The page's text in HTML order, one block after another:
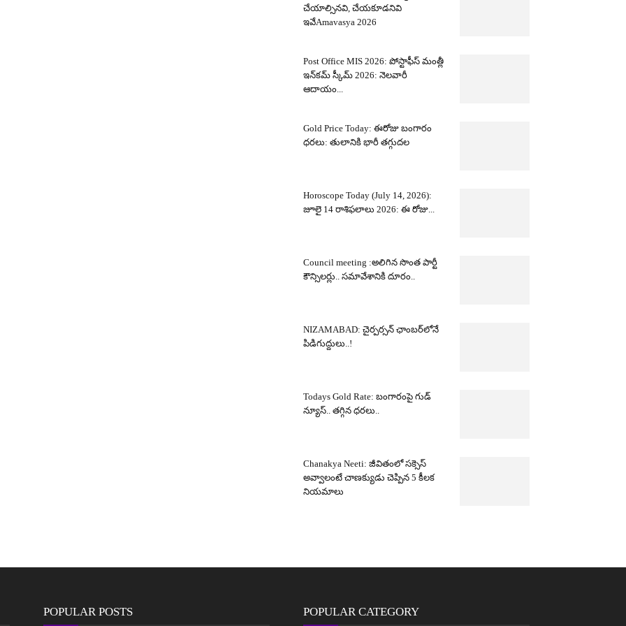
చేయాల్సినవి, చేయకూడనివి
ఇవేAmavasya 2026
Post Office MIS 2026: పోస్టాఫీస్ మంత్లీ
ఇన్‌కమ్ స్కీమ్ 2026: నెలవారీ
ఆదాయం...
Gold Price Today: ఈరోజు బంగారం
ధరలు: తులానికి భారీ తగ్గుదల
Horoscope Today (July 14, 2026):
జూలై 14 రాశిఫలాలు 2026: ఈ రోజు...
Council meeting :అలిగిన సొంత పార్టీ
కౌన్సిలర్లు.. సమావేశానికి దూరం..
NIZAMABAD: చైర్పర్సన్ ఛాంబర్‌లోనే
పిడిగుద్దులు..!
Todays Gold Rate: బంగారంపై గుడ్
న్యూస్.. తగ్గిన ధరలు..
Chanakya Neeti: జీవితంలో సక్సెస్
అవ్వాలంటే చాణక్యుడు చెప్పిన 5 కీలక
నియమాలు
POPULAR POSTS POPULAR CATEGORY